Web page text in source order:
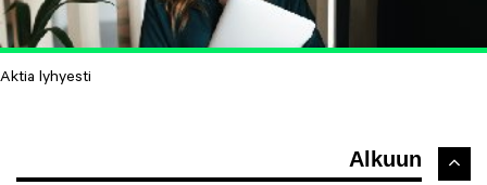
Aktia lyhyesti
Alkuun